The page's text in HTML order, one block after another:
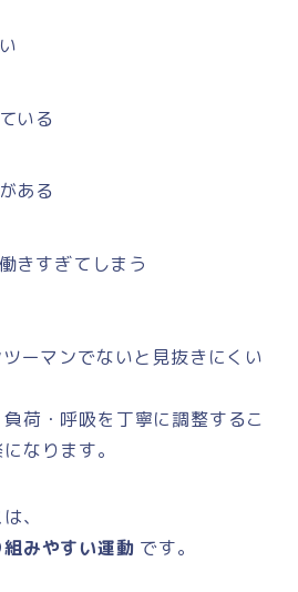
いる
ある
きすぎてしまう
ーマンでないと見抜きにくい
荷・呼吸を丁寧に調整するこ
なります。
、
みやすい運動 です。